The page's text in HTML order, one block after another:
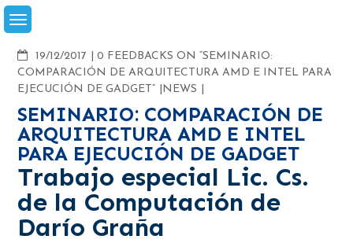
Skip
to
19/12/2017
COMMENTS
0 FEEDBACKS ON “SEMINARIO:
COMPARACIÓN DE ARQUITECTURA AMD E INTEL PARA
EJECUCIÓN DE GADGET”
NEWS
SEMINARIO: COMPARACIÓN DE
ARQUITECTURA AMD E INTEL
PARA EJECUCIÓN DE GADGET
Trabajo especial Lic. Cs.
de la Computación de
Darío Graña